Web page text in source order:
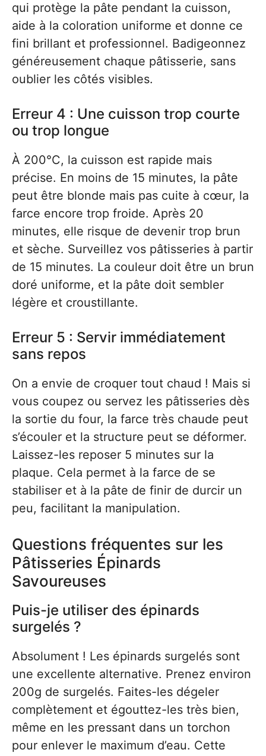
qui protège la pâte pendant la cuisson,
aide à la coloration uniforme et donne ce
fini brillant et professionnel. Badigeonnez
généreusement chaque pâtisserie, sans
oublier les côtés visibles.
Erreur 4 : Une cuisson trop courte
ou trop longue
À 200°C, la cuisson est rapide mais
précise. En moins de 15 minutes, la pâte
peut être blonde mais pas cuite à cœur, la
farce encore trop froide. Après 20
minutes, elle risque de devenir trop brun
et sèche. Surveillez vos pâtisseries à partir
de 15 minutes. La couleur doit être un brun
doré uniforme, et la pâte doit sembler
légère et croustillante.
Erreur 5 : Servir immédiatement
sans repos
On a envie de croquer tout chaud ! Mais si
vous coupez ou servez les pâtisseries dès
la sortie du four, la farce très chaude peut
s’écouler et la structure peut se déformer.
Laissez-les reposer 5 minutes sur la
plaque. Cela permet à la farce de se
stabiliser et à la pâte de finir de durcir un
peu, facilitant la manipulation.
Questions fréquentes sur les
Pâtisseries Épinards
Savoureuses
Puis-je utiliser des épinards
surgelés ?
Absolument ! Les épinards surgelés sont
une excellente alternative. Prenez environ
200g de surgelés. Faites-les dégeler
complètement et égouttez-les très bien,
même en les pressant dans un torchon
pour enlever le maximum d’eau. Cette